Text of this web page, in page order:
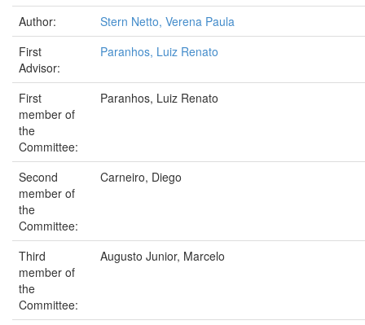
Author:
Stern Netto, Verena Paula
First
Advisor:
Paranhos, Luiz Renato
First
member of
the
Committee:
Paranhos, Luiz Renato
Second
member of
the
Committee:
Carneiro, Diego
Third
member of
the
Committee:
Augusto Junior, Marcelo